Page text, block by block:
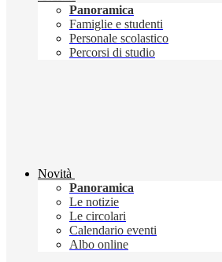
Panoramica
Famiglie e studenti
Personale scolastico
Percorsi di studio
Novità
Panoramica
Le notizie
Le circolari
Calendario eventi
Albo online